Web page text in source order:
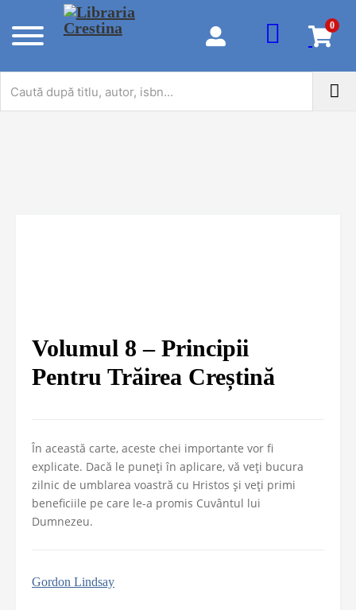
0
Volumul 8 – Principii
Pentru Trăirea Creștină
În această carte, aceste chei importante vor fi
explicate. Dacă le puneți în aplicare, vă veți bucura
zilnic de umblarea voastră cu Hristos și veți primi
beneficiile pe care le-a promis Cuvântul lui
Dumnezeu.
Gordon Lindsay